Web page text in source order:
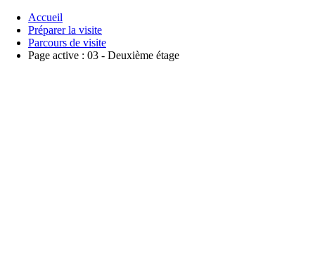
Accueil
Préparer la visite
Parcours de visite
Page active : 03 - Deuxième étage